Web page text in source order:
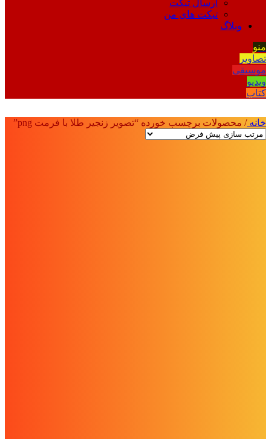
ارسال تیکت
تیکت های من
وبلاگ
منو
تصاویر
موسیقی
ویدیو
کتاب
خانه/ محصولات برچسب خورده “تصویر زنجیر طلا با فرمت png”